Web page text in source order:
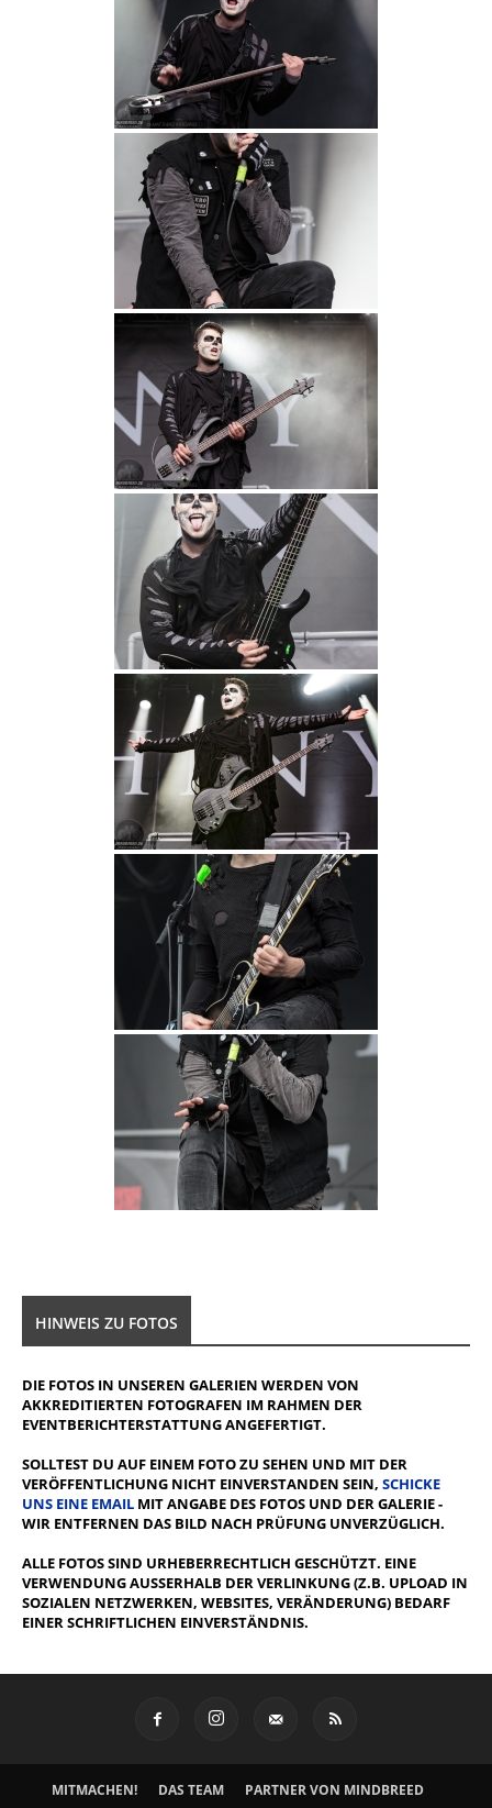
HINWEIS ZU FOTOS
DIE FOTOS IN UNSEREN GALERIEN WERDEN VON
AKKREDITIERTEN FOTOGRAFEN IM RAHMEN DER
EVENTBERICHTERSTATTUNG ANGEFERTIGT.
SOLLTEST DU AUF EINEM FOTO ZU SEHEN UND MIT DER
VERÖFFENTLICHUNG NICHT EINVERSTANDEN SEIN, SCHICKE
UNS EINE EMAIL MIT ANGABE DES FOTOS UND DER GALERIE -
WIR ENTFERNEN DAS BILD NACH PRÜFUNG UNVERZÜGLICH.
ALLE FOTOS SIND URHEBERRECHTLICH GESCHÜTZT. EINE
VERWENDUNG AUSSERHALB DER VERLINKUNG (Z.B. UPLOAD IN S
OZIALEN NETZWERKEN, WEBSITES, VERÄNDERUNG) BEDARF E
INER SCHRIFTLICHEN EINVERSTÄNDNIS.
MITMACHEN! DAS TEAM
PARTNER VON MINDBREED